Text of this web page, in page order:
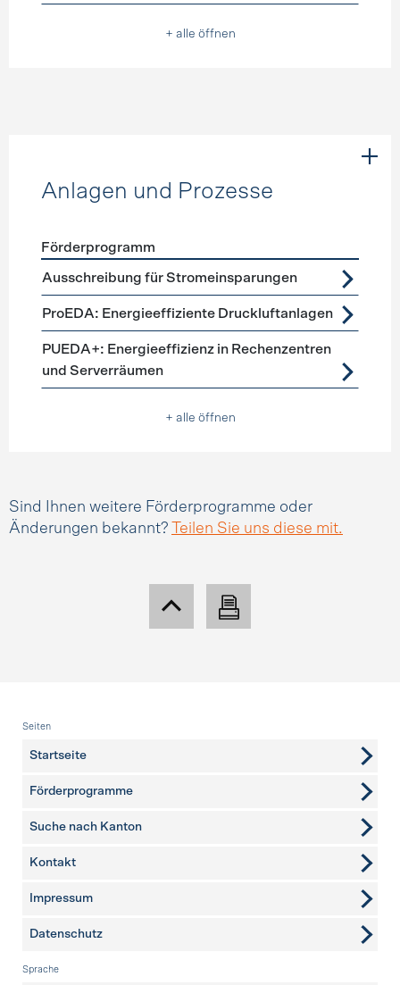
+ alle öffnen
Anlagen und Prozesse
Förderprogramme Anlagen und Prozesse
Förderprogramm
Ausschreibung für Stromeinsparungen
ProEDA: Energieeffiziente Druckluftanlagen
PUEDA+: Energieeffizienz in Rechenzentren
und Serverräumen
+ alle öffnen
Sind Ihnen weitere Förderprogramme oder
Änderungen bekannt?
Teilen Sie uns diese mit.
Fusszeile
Seiten
Startseite
Förderprogramme
Suche nach Kanton
weitere Seiten
Kontakt
Impressum
Datenschutz
Sprache